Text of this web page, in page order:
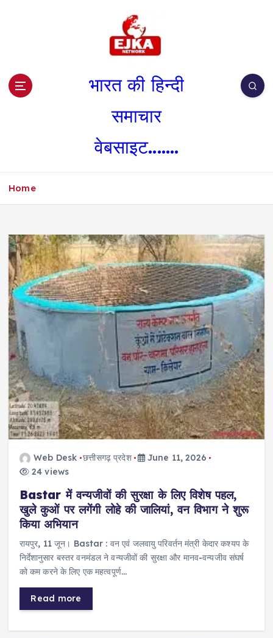
भारत की हिन्दी
समाचार
वेबसाइट.......
Home
Web Desk छत्तीसगढ़ प्रदेश
June 11, 2026
24 views
Bastar में वन्यजीवों की सुरक्षा के लिए विशेष पहल,
खुले कुओं पर लगेंगी लोहे की जालियां, वन विभाग ने शुरू
किया अभियान
रायपुर, 11 जून। Bastar : वन एवं जलवायु परिवर्तन मंत्री केदार कश्यप के
निर्देशानुसार बस्तर वनमंडल ने वन्यजीवों की सुरक्षा और मानव-वन्यजीव संघर्ष
को कम करने के लिए एक महत्वपूर्ण…
Read more